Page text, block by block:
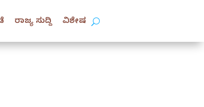
ರಾಜ್ಯ ಸುದ್ದಿ ವಿಶೇಷ